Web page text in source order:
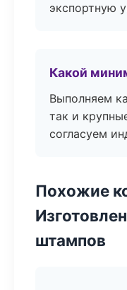
экспортную
Какой
Выполняем
так и
согласуем
Похожие
штампов